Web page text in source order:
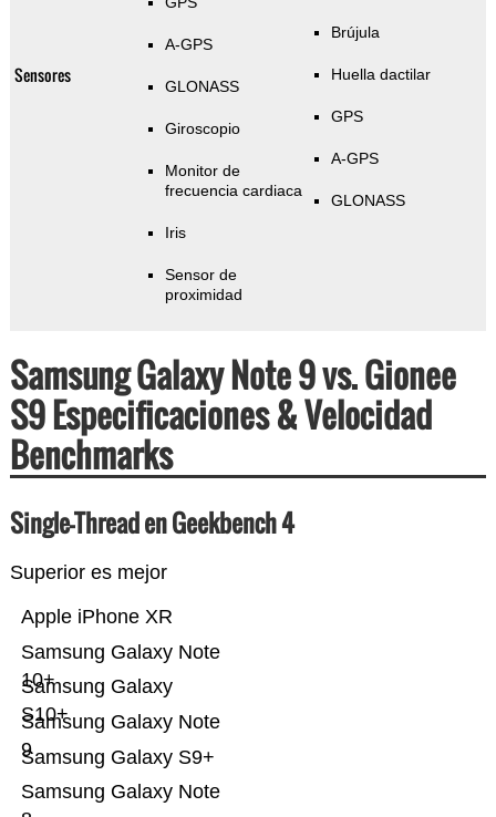
Sensores
A-GPS
GLONASS
Giroscopio
Monitor de
frecuencia cardiaca
Iris
Sensor de
proximidad
Brújula
Huella dactilar
GPS
A-GPS
GLONASS
Samsung Galaxy Note 9 vs. Gionee
S9 Especificaciones & Velocidad
Benchmarks
Single-Thread en Geekbench 4
Superior es mejor
Samsung Galaxy Note
Samsung Galaxy S9+
Samsung Galaxy Note
9
Samsung Galaxy
S10+
Samsung Galaxy Note
10+
Apple iPhone XR